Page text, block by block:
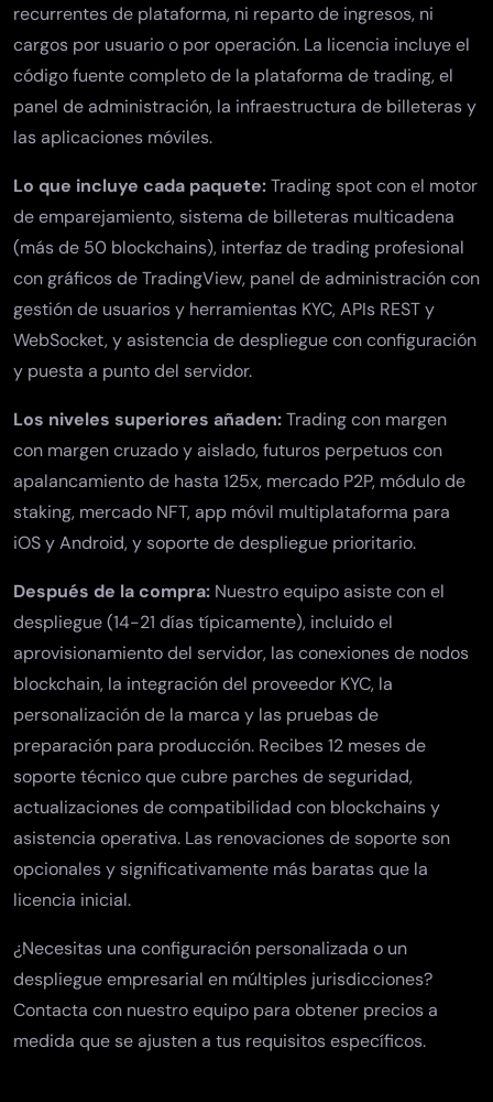
recurrentes de plataforma, ni reparto de ingresos, ni
cargos por usuario o por operación. La licencia incluye el
código fuente completo de la plataforma de trading, el
panel de administración, la infraestructura de billeteras y
las aplicaciones móviles.
Lo que incluye cada paquete:Trading spot con el motor
de emparejamiento, sistema de billeteras multicadena
(más de 50 blockchains), interfaz de trading profesional
con gráficos de TradingView, panel de administracióncon
gestión de usuarios y herramientas KYC, APIs REST y
WebSocket, y asistencia de despliegue con configuración
y puesta a punto del servidor.
Los niveles superiores añaden:Trading con margen
con margen cruzado y aislado,futuros perpetuoscon
apalancamiento de hasta 125x, mercado P2P, módulo de
staking, mercado NFT,app móvil multiplataforma para
iOS y Android, y soporte de despliegue prioritario.
Después de la compra: Nuestro equipo asiste con el
despliegue (14-21 días típicamente), incluido el
aprovisionamiento del servidor, las conexiones de nodos
blockchain, la integración del proveedor KYC, la
personalización de la marca y las pruebas de
preparación para producción. Recibes 12 meses de
soporte técnico que cubre parches de seguridad,
actualizaciones de compatibilidad con blockchains y
asistencia operativa. Las renovaciones de soporte son
opcionales y significativamente más baratas que la
licencia inicial.
¿Necesitas una configuración personalizada o un
despliegue empresarial en múltiples jurisdicciones?
Contacta con nuestro equipo para obtener precios a
medida que se ajusten a tus requisitos específicos.